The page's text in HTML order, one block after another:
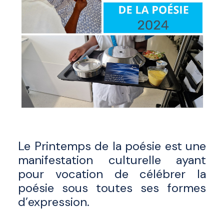
Le Printemps de la poésie est une
manifestation culturelle ayant
pour vocation de célébrer la
poésie sous toutes ses formes
d’expression.